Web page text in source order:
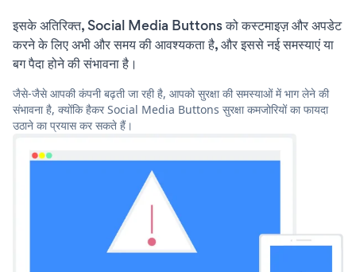
इसके अतिरिक्त, Social Media Buttons को कस्टमाइज़ और अपडेट
करने के लिए अभी और समय की आवश्यकता है, और इससे नई समस्याएं या
बग पैदा होने की संभावना है।
जैसे-जैसे आपकी कंपनी बढ़ती जा रही है, आपको सुरक्षा की समस्याओं में भाग लेने की
संभावना है, क्योंकि हैकर Social Media Buttons सुरक्षा कमजोरियों का फायदा
उठाने का प्रयास कर सकते हैं।